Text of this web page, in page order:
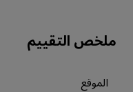
ملخص التقييم
الموقع